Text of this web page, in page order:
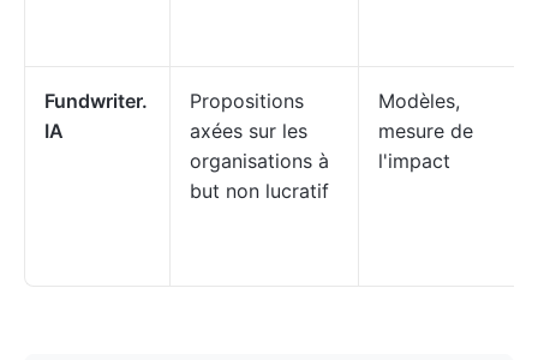
Fundwriter.
IA
Propositions
axées sur les
organisations à
but non lucratif
Modèles,
mesure de
l'impact